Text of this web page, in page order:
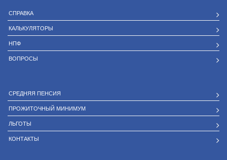
СПРАВКА
КАЛЬКУЛЯТОРЫ
НПФ
ВОПРОСЫ
СРЕДНЯЯ ПЕНСИЯ
ПРОЖИТОЧНЫЙ МИНИМУМ
ЛЬГОТЫ
КОНТАКТЫ